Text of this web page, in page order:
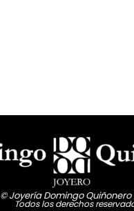
© Joyería Domingo Quiñonero
Todos los derechos